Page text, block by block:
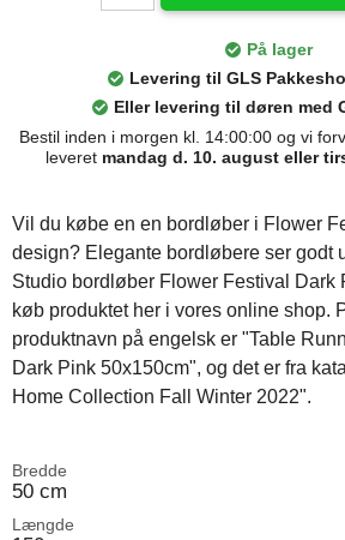
På lager
Levering til GLS
Eller levering til døren med
Bestil inden i morgen kl. 14:00:00 og vi
leveret mandag d. 10. august eller
Vil du købe en en bordløber i Flower
design? Elegante bordløbere ser godt
Studio bordløber Flower Festival Dark
køb produktet her i vores online shop.
produktnavn på engelsk er "Table
Dark Pink 50x150cm", og det er fra
Home Collection Fall Winter 2022".
Bredde
50 cm
Længde